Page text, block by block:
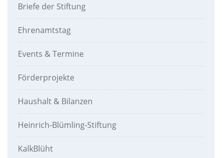
Briefe der Stiftung
Ehrenamtstag
Events & Termine
Förderprojekte
Haushalt & Bilanzen
Heinrich-Blümling-Stiftung
KalkBlüht